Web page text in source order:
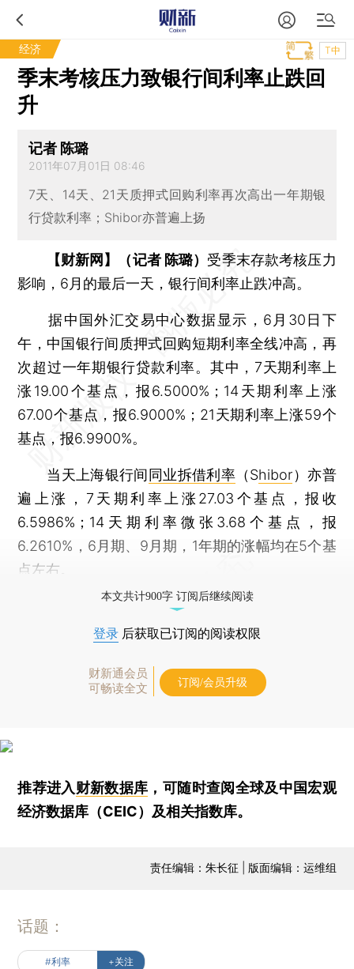
经济 T中
季末考核压力致银行间利率止跌回
升
记者 陈璐
2011年07月01日 08:46
7天、14天、21天质押式回购利率再次高出一年期银
行贷款利率；Shibor亦普遍上扬
【财新网】（记者 陈璐） 受季末存款考核压力
影响，6月的最后一天，银行间利率止跌冲高。
据中国外汇交易中心数据显示，6月30日下
午，中国银行间质押式回购短期利率全线冲高，再
次超过一年期银行贷款利率。其中，7天期利率上
涨19.00个基点，报6.5000%；14天期利率上涨
67.00个基点，报6.9000%；21天期利率上涨59个
基点，报6.9900%。
当天上海银行间 同业拆借利率 （Shibor）亦普
遍上涨，7天期利率上涨27.03个基点，报收
6.5986%；14天期利率微张3.68个基点，报
6.2610%，6月期、9月期，1年期的涨幅均在5个基
点左右。
本文共计900字 订阅后继续阅读
登录 后获取已订阅的阅读权限
财新通会员
可畅读全文
订阅/会员升级
推荐进入财新数据库 ，可随时查阅全球及中国宏观
经济数据库（CEIC）及相关指数库。
责任编辑：朱长征 | 版面编辑：运维组
话题：
#利率 +关注